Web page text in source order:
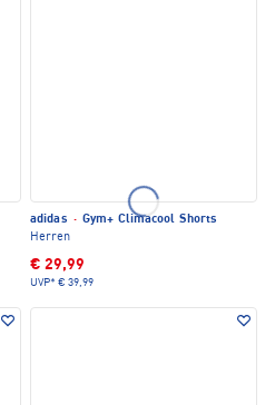
adidas · Gym+ Climacool Shorts
Herren
€ 29,99
UVP* € 39,99